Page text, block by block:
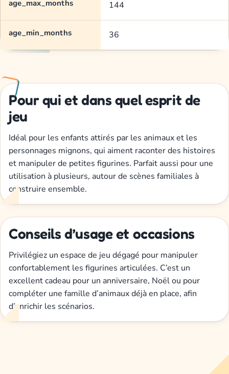
age_max_months 144
age_min_months 36
Pour qui et dans quel esprit de
jeu
Idéal pour les enfants attirés par les animaux et les
personnages mignons, qui aiment raconter des histoires
et manipuler de petites figurines. Parfait aussi pour une
utilisation à plusieurs, autour de scènes familiales à
construire ensemble.
Conseils d’usage et occasions
Privilégiez un espace de jeu dégagé pour manipuler
confortablement les figurines articulées. C’est un
excellent cadeau pour un anniversaire, Noël ou pour
compléter une famille d’animaux déjà en place, afin
d’enrichir les scénarios.